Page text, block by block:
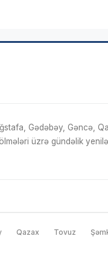
Gədəbəy, Gəncə,
üzrə gündəlik
Qazax Tovuz